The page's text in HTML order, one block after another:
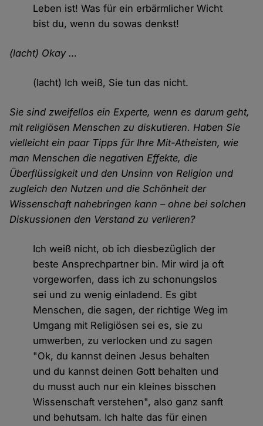
Leben ist! Was für ein erbärmlicher Wicht
bist du, wenn du sowas denkst!
(lacht) Okay …
(lacht) Ich weiß, Sie tun das nicht.
Sie sind zweifellos ein Experte, wenn es darum geht,
mit religiösen Menschen zu diskutieren. Haben Sie
vielleicht ein paar Tipps für Ihre Mit-Atheisten, wie
man Menschen die negativen Effekte, die
Überflüssigkeit und den Unsinn von Religion und
zugleich den Nutzen und die Schönheit der
Wissenschaft nahebringen kann – ohne bei solchen
Diskussionen den Verstand zu verlieren?
Ich weiß nicht, ob ich diesbezüglich der
beste Ansprechpartner bin. Mir wird ja oft
vorgeworfen, dass ich zu schonungslos
sei und zu wenig einladend. Es gibt
Menschen, die sagen, der richtige Weg im
Umgang mit Religiösen sei es, sie zu
umwerben, zu verlocken und zu sagen
"Ok, du kannst deinen Jesus behalten
und du kannst deinen Gott behalten und
du musst auch nur ein kleines bisschen
Wissenschaft verstehen", also ganz sanft
und behutsam. Ich halte das für einen